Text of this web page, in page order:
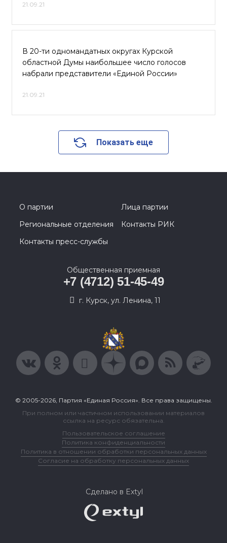
21.09.21
В 20-ти одномандатных округах Курской
областной Думы наибольшее число голосов
набрали представители «Единой России»
21.09.21
Показать еще
О партии
Лица партии
Региональные отделения
Контакты РИК
Контакты пресс-службы
Общественная приемная
+7 (4712) 51-45-49
г. Курск, ул. Ленина, 11
© 2005-2026, Партия «Единая Россия». Все права защищены.
При полном или частичном использовании материалов
ссылка на ресурс обязательна.
Пользовательское соглашение
Политика конфиденциальности
Политика в отношении обработки персональных данных
Согласие на обработку персональных данных
Сделано в Extyl